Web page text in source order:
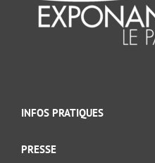
INFOS PRATIQUES
PRESSE